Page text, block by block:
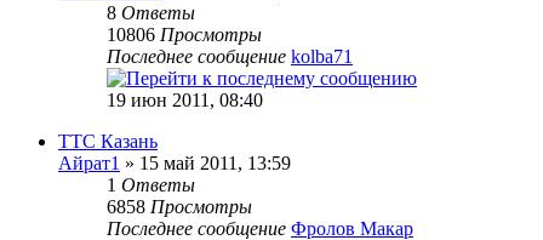
8 Ответы
10806 Просмотры
Последнее сообщение kolba71
19 июн 2011, 08:40
ТТС Казань
Айрат1 » 15 май 2011, 13:59
1 Ответы
6858 Просмотры
Последнее сообщение Фролов Макар